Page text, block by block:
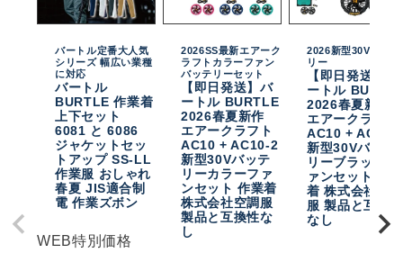
バートル定番大人気
シリーズ 幅広い業種
に対応
バートル
BURTLE 作業着
上下セット
6081 と 6086
ジャケットセッ
トアップ SS-LL
作業服 おしゃれ
春夏 JIS適合制
電 作業ズボン
WEB特別価格
2026SS最新エアーク
ラフトカラーファン
バッテリーセット
【即日発送】バ
ートル BURTLE
2026春夏新作
エアークラフト
AC10 + AC10-2
新型30Vバッテ
リーカラーファ
ンセット 作業着
株式会社空調服
製品と互換性な
し
2026新型30Vバッテ
リー
【即日発送】バ
ートル
2026春夏新作
エアークラフト
AC10 + AC10-
新型30Vバッテ
リーブラックフ
ァンセット 作業
着 株式会社空調
服 製品と互換性
なし